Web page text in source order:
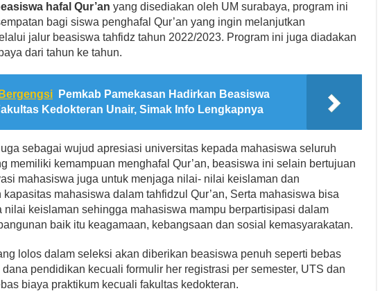
hafal Qur’an yang disediakan oleh UM surabaya, program ini
bagi siswa penghafal Qur’an yang ingin melanjutkan
jalur beasiswa tahfidz tahun 2022/2023. Program ini juga diadakan
dari tahun ke tahun.
Pemkab Pamekasan Hadirkan Beasiswa
Kedokteran Unair, Simak Info Lengkapnya
sebagai wujud apresiasi universitas kepada mahasiswa seluruh
memiliki kemampuan menghafal Qur’an, beasiswa ini selain bertujuan
mahasiswa juga untuk menjaga nilai- nilai keislaman dan
kapasitas mahasiswa dalam tahfidzul Qur’an, Serta mahasiswa bisa
nilai keislaman sehingga mahasiswa mampu berpartisipasi dalam
baik itu keagamaan, kebangsaan dan sosial kemasyarakatan.
lolos dalam seleksi akan diberikan beasiswa penuh seperti bebas
pendidikan kecuali formulir her registrasi per semester, UTS dan
biaya praktikum kecuali fakultas kedokteran.